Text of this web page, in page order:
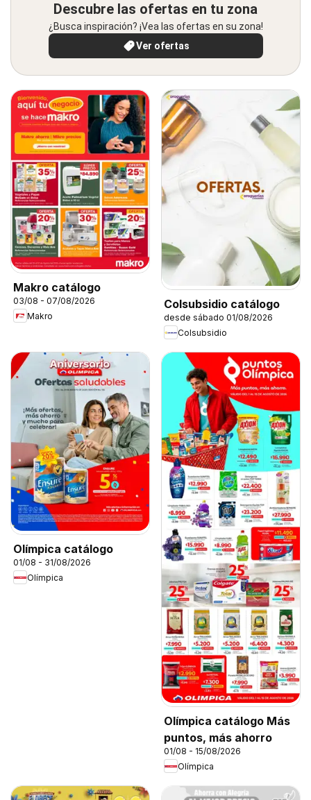
Descubre las ofertas en tu zona
¿Busca inspiración? ¡Vea las ofertas en su zona!
Ver ofertas
Makro catálogo
03/08 - 07/08/2026
Makro
Colsubsidio catálogo
desde sábado 01/08/2026
Colsubsidio
Olímpica catálogo
01/08 - 31/08/2026
Olímpica
Olímpica catálogo Más
puntos, más ahorro
01/08 - 15/08/2026
Olímpica